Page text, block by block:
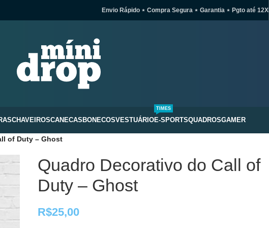
Envio Rápido ⋆ Compra Segura ⋆ Garantia ⋆ Pgto até 12X
CHAVEIROSCANECAS BONECOSVESTUÁRIOE-SPORTS
TIMES
QUADROSGAMER
of Duty – Ghost
Quadro Decorativo do Call of
Duty – Ghost
R$25,00